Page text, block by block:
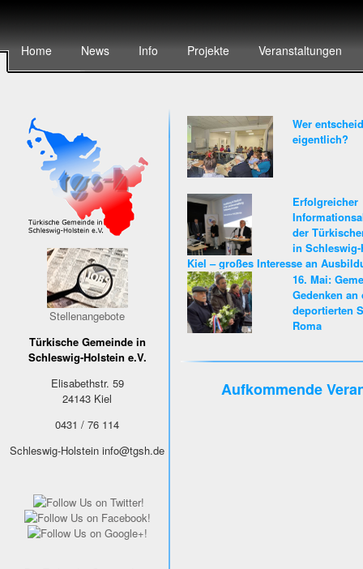
Home News Info Projekte Veranstaltungen
Stellenangebote
Türkische Gemeinde in
Schleswig-Holstein e.V.
Elisabethstr. 59
24143 Kiel
0431 / 76 114
Schleswig-Holstein info@tgsh.de
Wer
eigentlich?
Erfolgreicher
der
in
Kiel – großes Interesse an
Karriere beim Land Schleswig-
16. Mai:
Gedenken an
deportierten
Roma
Aufkommende